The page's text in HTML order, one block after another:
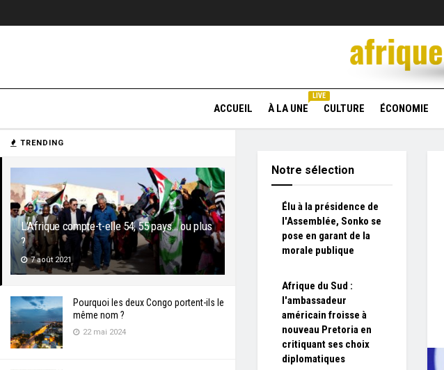
TRENDING
L’Afrique compte-t-elle 54, 55 pays… ou plus
?
7 août 2021
Pourquoi les deux Congo portent-ils le
même nom ?
22 mai 2024
ACCUEIL À LA UNE
LIVE
CULTURE ÉCONOMIE
Notre sélection
Élu à la présidence de
l'Assemblée, Sonko se
pose en garant de la
morale publique
Afrique du Sud :
l'ambassadeur
américain froisse à
nouveau Pretoria en
critiquant ses choix
diplomatiques